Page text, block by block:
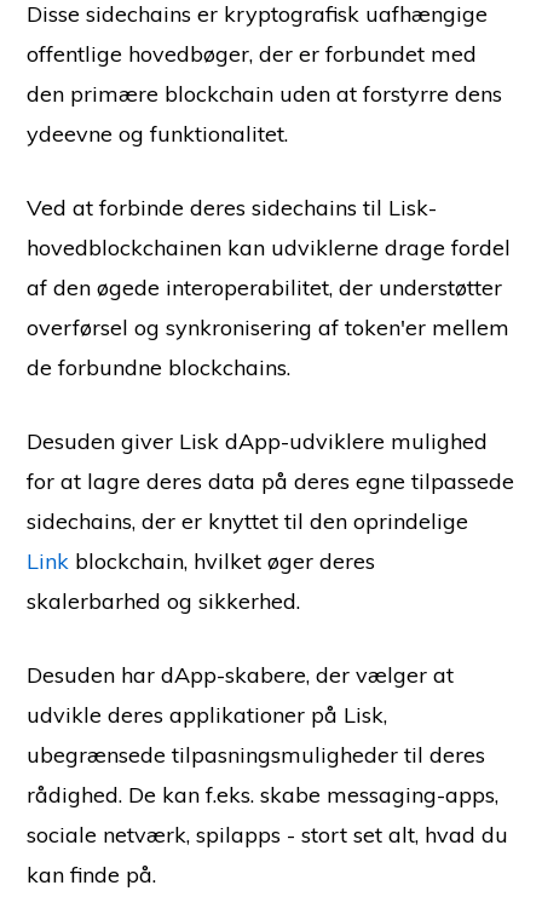
Disse sidechains er kryptografisk uafhængige
offentlige hovedbøger, der er forbundet med
den primære blockchain uden at forstyrre dens
ydeevne og funktionalitet.
Ved at forbinde deres sidechains til Lisk-
hovedblockchainen kan udviklerne drage fordel
af den øgede interoperabilitet, der understøtter
overførsel og synkronisering af token'er mellem
de forbundne blockchains.
Desuden giver Lisk dApp-udviklere mulighed
for at lagre deres data på deres egne tilpassede
sidechains, der er knyttet til den oprindelige
Link blockchain, hvilket øger deres
skalerbarhed og sikkerhed.
Desuden har dApp-skabere, der vælger at
udvikle deres applikationer på Lisk,
ubegrænsede tilpasningsmuligheder til deres
rådighed. De kan f.eks. skabe messaging-apps,
sociale netværk, spilapps - stort set alt, hvad du
kan finde på.